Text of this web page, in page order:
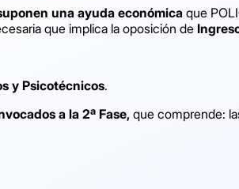
una ayuda económica que
que implica la oposición de
y Psicotécnicos.
a la 2ª Fase, que comprende: